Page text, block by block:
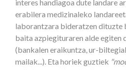
interes handiagoa dute landare
erabilera medizinaleko
laborantzara bideratzen dituzte
baita azpiegituraren alde egiten
(bankalen eraikuntza, ur-
mailak...). Eta horiek guztiek